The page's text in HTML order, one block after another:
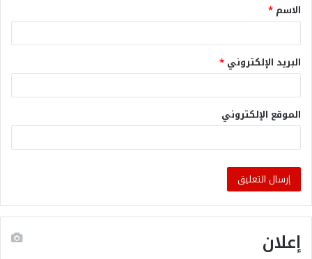
الاسم *
البريد الإلكتروني *
الموقع الإلكتروني
إعلان